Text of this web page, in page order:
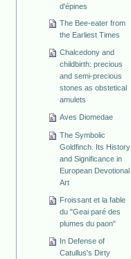
d'épines
The Bee-eater from
the Earliest Times
Chalcedony and
childbirth: precious
and semi-precious
stones as obstetical
amulets
Aves Diomedae
The Symbolic
Goldfinch. Its History
and Significance in
European Devotional
Art
Froissant et la fable
du "Geai paré des
plumes du paon"
In Defense of
Catullus's Dirty